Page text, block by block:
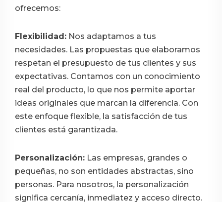
ofrecemos:
Flexibilidad: Nos adaptamos a tus
necesidades. Las propuestas que elaboramos
respetan el presupuesto de tus clientes y sus
expectativas. Contamos con un conocimiento
real del producto, lo que nos permite aportar
ideas originales que marcan la diferencia. Con
este enfoque flexible, la satisfacción de tus
clientes está garantizada.
Personalización: Las empresas, grandes o
pequeñas, no son entidades abstractas, sino
personas. Para nosotros, la personalización
significa cercanía, inmediatez y acceso directo.